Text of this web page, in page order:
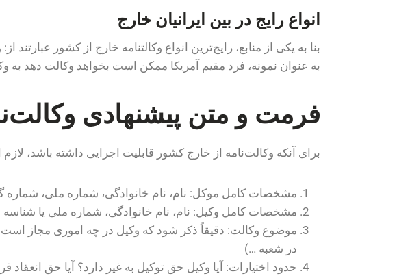
انواع رایج در بین ایرانیان خارج
بنا به یکی از منابع، رایج‌ترین انواع وکالتنامه خارج از کشور عبارتند
به عنوان نمونه، فرد مقیم آمریکا ممکن است بخواهد وکالت دهد به
فرمت و متن پیشنهادی
برای آنکه وکالت‌نامه از خارج کشور قابلیت اجرایی داشته باشد،
مشخصات کامل موکل: نام، نام خانوادگی، شماره ملی، شماره
مشخصات کامل وکیل: نام، نام خانوادگی، شماره ملی یا شناسه
موضوع وکالت: دقیقاً ذکر شود که وکیل در چه اموری مجاز است
در شعبه …)
حدود اختیارات: آیا وکیل حق توکیل به غیر دارد؟ آیا حق انعقاد